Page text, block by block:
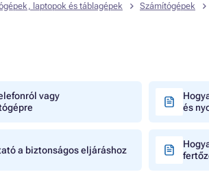
laptopok és táblagépek Számítógépek
vagy
és
a biztonságos eljáráshoz